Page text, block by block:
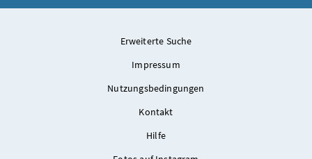
Erweiterte Suche
Impressum
Nutzungsbedingungen
Kontakt
Hilfe